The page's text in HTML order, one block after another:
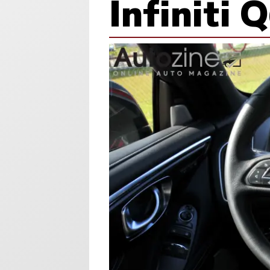
Infiniti